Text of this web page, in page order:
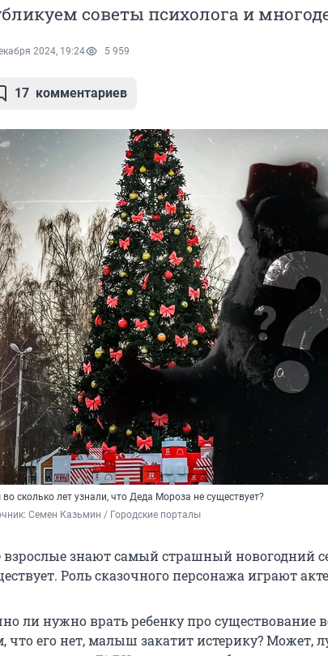
советы психолога и
2024, 19:24 5 959
17 комментариев
сколько лет узнали, что Деда Мороза не существует?
Семен Казьмин / Городские порталы
взрослые знают самый страшный новогодний
Роль сказочного персонажа играют
ли нужно врать ребенку про существование
что его нет, малыш закатит истерику? Может,